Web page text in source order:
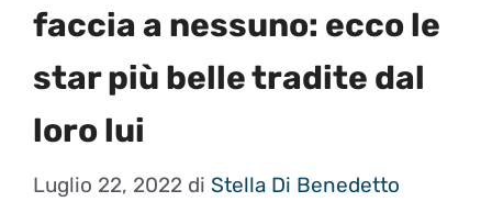
faccia a nessuno: ecco le
star più belle tradite dal
loro lui
Luglio 22, 2022 di Stella Di Benedetto